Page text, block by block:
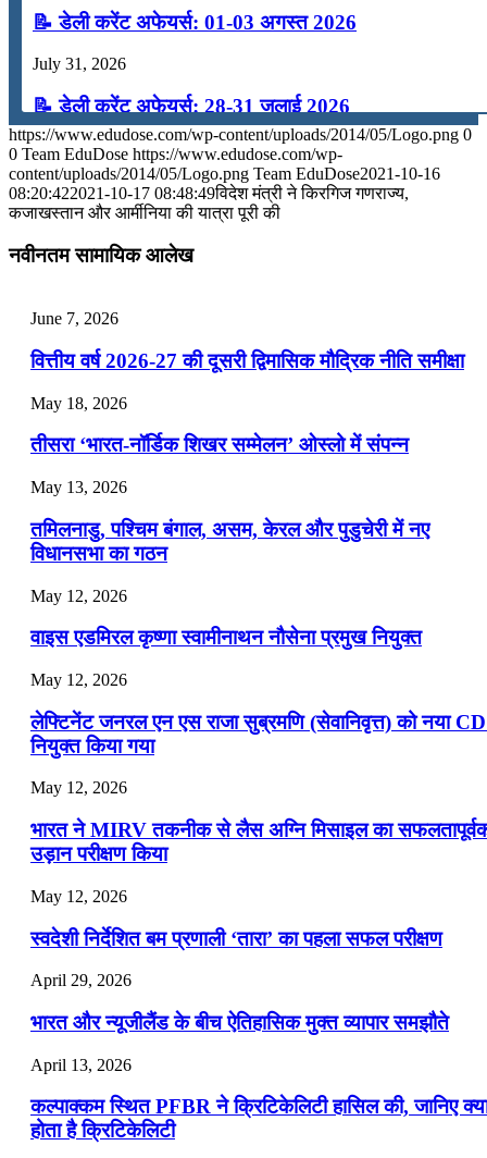
📝 डेली करेंट अफेयर्स: 01-03 अगस्त 2026
July 31, 2026
📝 डेली करेंट अफेयर्स: 28-31 जुलाई 2026
July 28, 2026
📝 डेली करेंट अफेयर्स: 25-27 जुलाई 2026
July 22, 2026
📝 डेली करेंट अफेयर्स: 19-21 जुलाई 2026
July 19, 2026
📝 डेली करेंट अफेयर्स: 16-18 जुलाई 2026
July 16, 2026
📝 डेली करेंट अफेयर्स: 13-15 जुलाई 2026
https://www.edudose.com/wp-content/uploads/2014/05/Logo.png 0
0 Team EduDose https://www.edudose.com/wp-
content/uploads/2014/05/Logo.png Team EduDose2021-10-16
08:20:422021-10-17 08:48:49विदेश मंत्री ने किरगिज गणराज्‍य,
कजा‍खस्‍तान और आर्मीनिया की यात्रा पूरी की
नवीनतम सामायिक आलेख
June 7, 2026
वित्तीय वर्ष 2026-27 की दूसरी द्विमासिक मौद्रिक नीति समीक्षा
May 18, 2026
तीसरा ‘भारत-नॉर्डिक शिखर सम्मेलन’ ओस्लो में संपन्न
May 13, 2026
तमिलनाडु, पश्चिम बंगाल, असम, केरल और पुडुचेरी में नए
विधानसभा का गठन
May 12, 2026
वाइस एडमिरल कृष्णा स्वामीनाथन नौसेना प्रमुख नियुक्त
May 12, 2026
लेफ्टिनेंट जनरल एन एस राजा सुब्रमणि (सेवानिवृत्त) को नया
नियुक्त किया गया
May 12, 2026
भारत ने MIRV तकनीक से लैस अग्नि मिसाइल का
उड़ान परीक्षण किया
May 12, 2026
स्वदेशी निर्देशित बम प्रणाली ‘तारा’ का पहला सफल परीक्षण
April 29, 2026
भारत और न्यूजीलैंड के बीच ऐतिहासिक मुक्त व्यापार समझौते
April 13, 2026
कल्पाक्कम स्थित PFBR ने क्रिटिकेलिटी हासिल की, जानिए
होता है क्रिटिकेलिटी